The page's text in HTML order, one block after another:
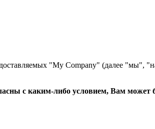
"My Company" (далее "мы",
с каким-либо условием, Вам может